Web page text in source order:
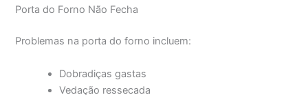
Porta do Forno Não Fecha
Problemas na porta do forno incluem:
Dobradiças gastas
Vedação ressecada